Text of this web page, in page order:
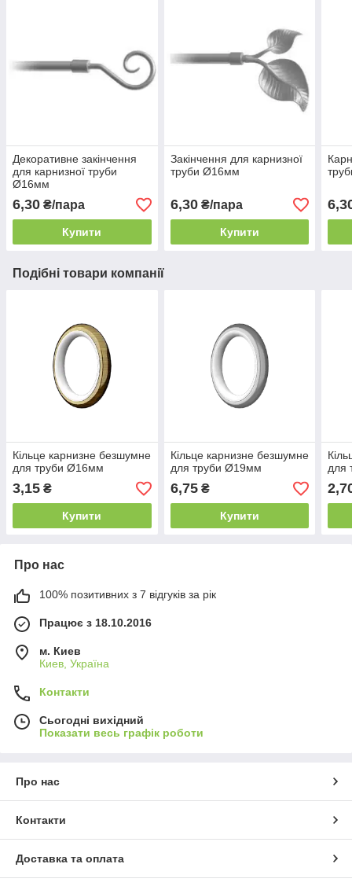
Декоративне закінчення
для карнизної труби
Ø16мм
6,30 ₴/пара
Купити
Закінчення для карнизної
труби Ø16мм
6,30₴/пара
Купити
Подібні товари компанії
Кільце карнизне безшумне
для труби Ø16мм
3,15 ₴
Купити
Кільце карнизне безшумне
для труби Ø19мм
6,75₴
Купити
для
Про нас
100% позитивних з 7 відгуків за рік
Працює з 18.10.2016
м. Киев
Киев, Україна
Контакти
Сьогодні вихідний
Показати весь графік роботи
Про нас
Контакти
Доставка та оплата